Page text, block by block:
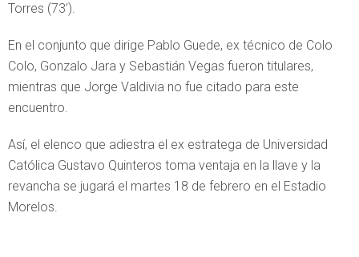
Torres (73’).
En el conjunto que dirige Pablo Guede, ex técnico de Colo
Colo, Gonzalo Jara y Sebastián Vegas fueron titulares,
mientras que Jorge Valdivia no fue citado para este
encuentro.
Así, el elenco que adiestra el ex estratega de Universidad
Católica Gustavo Quinteros toma ventaja en la llave y la
revancha se jugará el martes 18 de febrero en el Estadio
Morelos.